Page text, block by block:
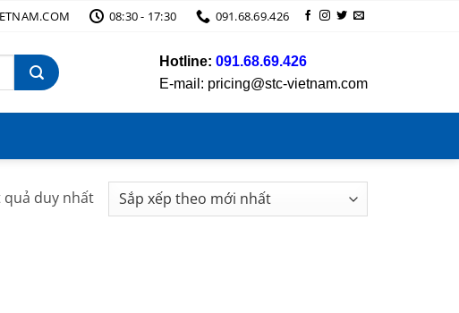
08:30 - 17:30 091.68.69.426
Hotline: 091.68.69.426
E-mail: pricing@stc-vietnam.com
quả duy nhất